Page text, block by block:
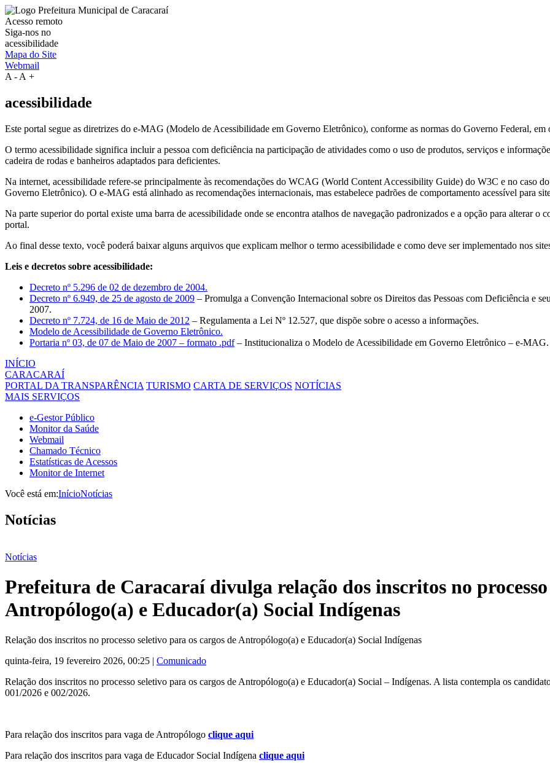
Acesso remoto
Siga-nos no
acessibilidade
Mapa do Site
Webmail
A - A +
acessibilidade
Este portal segue as diretrizes do e-MAG (Modelo de Acessibilidade em Governo Eletrônico), conforme as normas do Governo Federal,
O termo acessibilidade significa incluir a pessoa com deficiência na participação de atividades como o uso de produtos, serviços e
cadeira de rodas e banheiros adaptados para deficientes.
Na internet, acessibilidade refere-se principalmente às recomendações do WCAG (World Content Accessibility Guide) do W3C e no caso
Governo Eletrônico). O e-MAG está alinhado as recomendações internacionais, mas estabelece padrões de comportamento acessível para
Na parte superior do portal existe uma barra de acessibilidade onde se encontra atalhos de navegação padronizados e a opção para alterar o
portal.
Ao final desse texto, você poderá baixar alguns arquivos que explicam melhor o termo acessibilidade e como deve ser implementado nos
Leis e decretos sobre acessibilidade:
Decreto nº 5.296 de 02 de dezembro de 2004.
Decreto nº 6.949, de 25 de agosto de 2009 – Promulga a Convenção Internacional sobre os Direitos das Pessoas com Deficiência e
2007.
Decreto nº 7.724, de 16 de Maio de 2012 – Regulamenta a Lei Nº 12.527, que dispõe sobre o acesso a informações.
Modelo de Acessibilidade de Governo Eletrônico.
Portaria nº 03, de 07 de Maio de 2007 – formato .pdf– Institucionaliza o Modelo de Acessibilidade em Governo Eletrônico – e-MAG.
INÍCIO
CARACARAÍ
PORTAL DA TRANSPARÊNCIA TURISMO CARTA DE SERVIÇOS NOTÍCIAS
MAIS SERVIÇOS
e-Gestor Público
Monitor da Saúde
Webmail
Chamado Técnico
Estatísticas de Acessos
Monitor de Internet
Você está em:InícioNotícias
Notícias
Notícias
Prefeitura de Caracaraí divulga relação dos inscritos no
Antropólogo(a) e Educador(a) Social Indígenas
Relação dos inscritos no processo seletivo para os cargos de Antropólogo(a) e Educador(a) Social Indígenas
quinta-feira, 19 fevereiro 2026, 00:25 | Comunicado
Relação dos inscritos no processo seletivo para os cargos de Antropólogo(a) e Educador(a) Social – Indígenas. A lista contempla os
001/2026 e 002/2026.
Para relação dos inscritos para vaga de Antropólogo clique aqui
Para relação dos inscritos para vaga de Educador Social Indígena clique aqui